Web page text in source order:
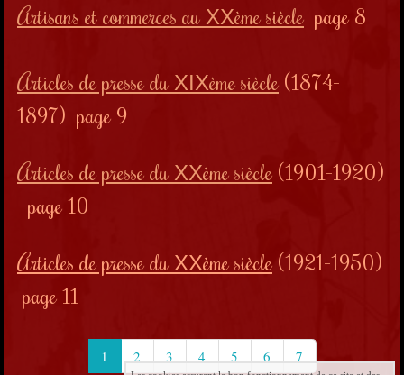
Artisans et commerces au XXème siècle page 8
Articles de presse du XIXème siècle (1874-
1897) page 9
Articles de presse du XXème siècle (1901-1920)
page 10
Articles de presse du XXème siècle (1921-1950)
page 11
1 2 3 4 5 6 7